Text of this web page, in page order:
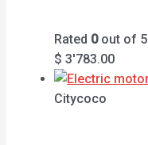
Rated 0out of 5
$ 3'783.00
Citycoco